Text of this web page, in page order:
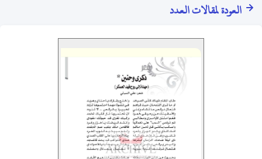
العودة لمقالات العدد